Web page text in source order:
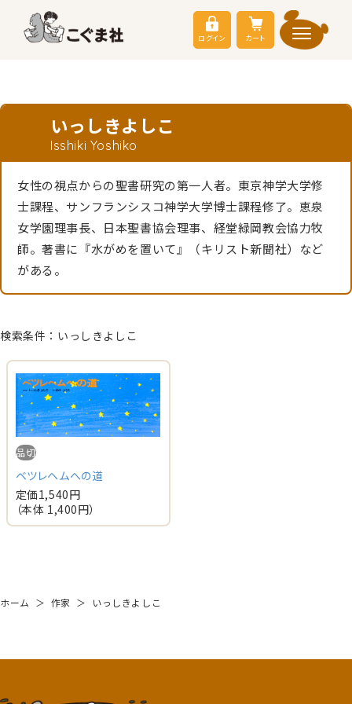
ログイン カート
いっしきよしこ
Isshiki Yoshiko
女性の視点からの聖書研究の第一人者。東京神学大学修
士課程、サンフランシスコ神学大学博士課程修了。恵泉
女学園理事長、日本聖書協会理事、経堂緑岡教会協力牧
師。著書に『水がめを置いて』（キリスト新聞社）など
がある。
検索条件：いっしきよしこ
品切
ベツレヘムへの道
定価1,540円
（本体 1,400円）
ホーム ＞ 作家 ＞ いっしきよしこ